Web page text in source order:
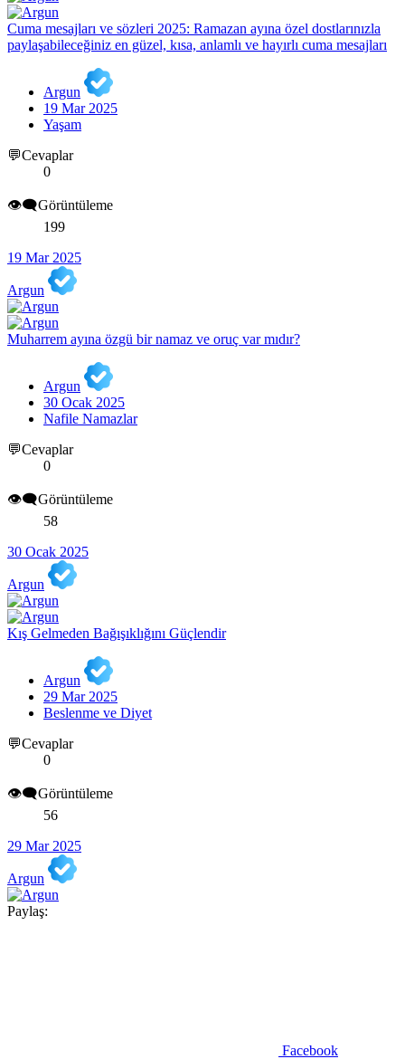
Cuma mesajları ve sözleri 2025: Ramazan ayına özel dostlarınızla
paylaşabileceğiniz en güzel, kısa, anlamlı ve hayırlı cuma mesajları
Argun
19 Mar 2025
Yaşam
💬Cevaplar
0
👁️‍🗨️Görüntüleme
199
19 Mar 2025
Argun
Muharrem ayına özgü bir namaz ve oruç var mıdır?
Argun
30 Ocak 2025
Nafile Namazlar
💬Cevaplar
0
👁️‍🗨️Görüntüleme
58
30 Ocak 2025
Argun
Kış Gelmeden Bağışıklığını Güçlendir
Argun
29 Mar 2025
Beslenme ve Diyet
💬Cevaplar
0
👁️‍🗨️Görüntüleme
56
29 Mar 2025
Argun
Paylaş:
Facebook